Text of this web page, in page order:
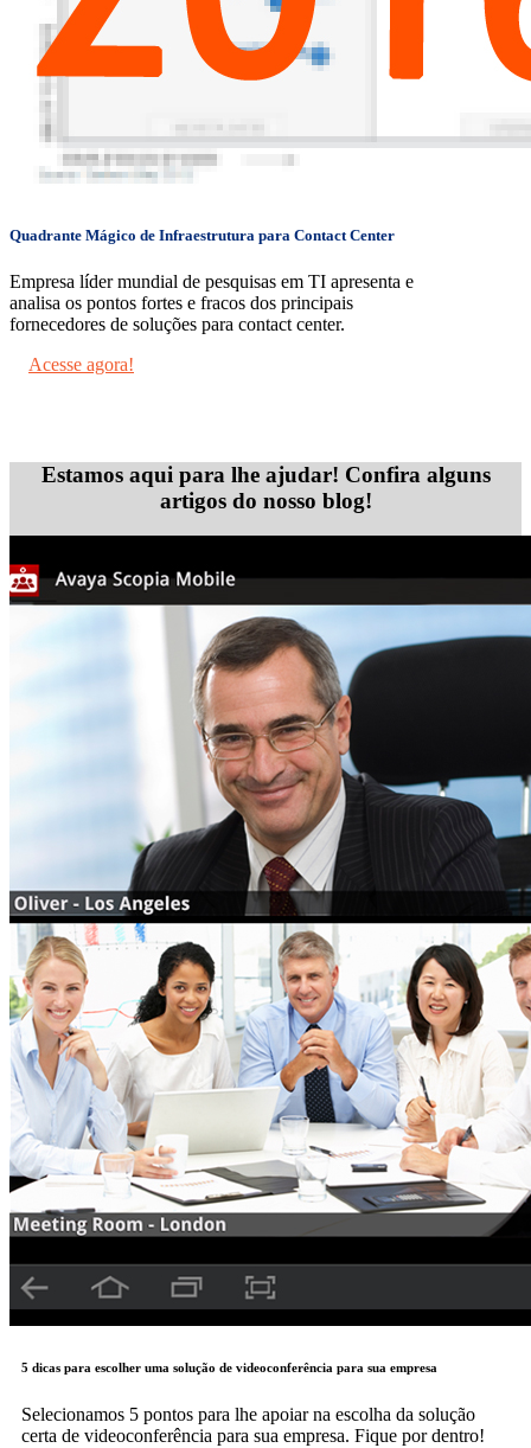
Quadrante Mágico de Infraestrutura para Contact Center
Empresa líder mundial de pesquisas em TI apresenta e
analisa os pontos fortes e fracos dos principais
fornecedores de soluções para contact center.
Acesse agora!
Estamos aqui para lhe ajudar! Confira alguns
artigos do nosso blog!
5 dicas para escolher uma solução de videoconferência para sua empresa
Selecionamos 5 pontos para lhe apoiar na escolha da solução
certa de videoconferência para sua empresa. Fique por dentro!